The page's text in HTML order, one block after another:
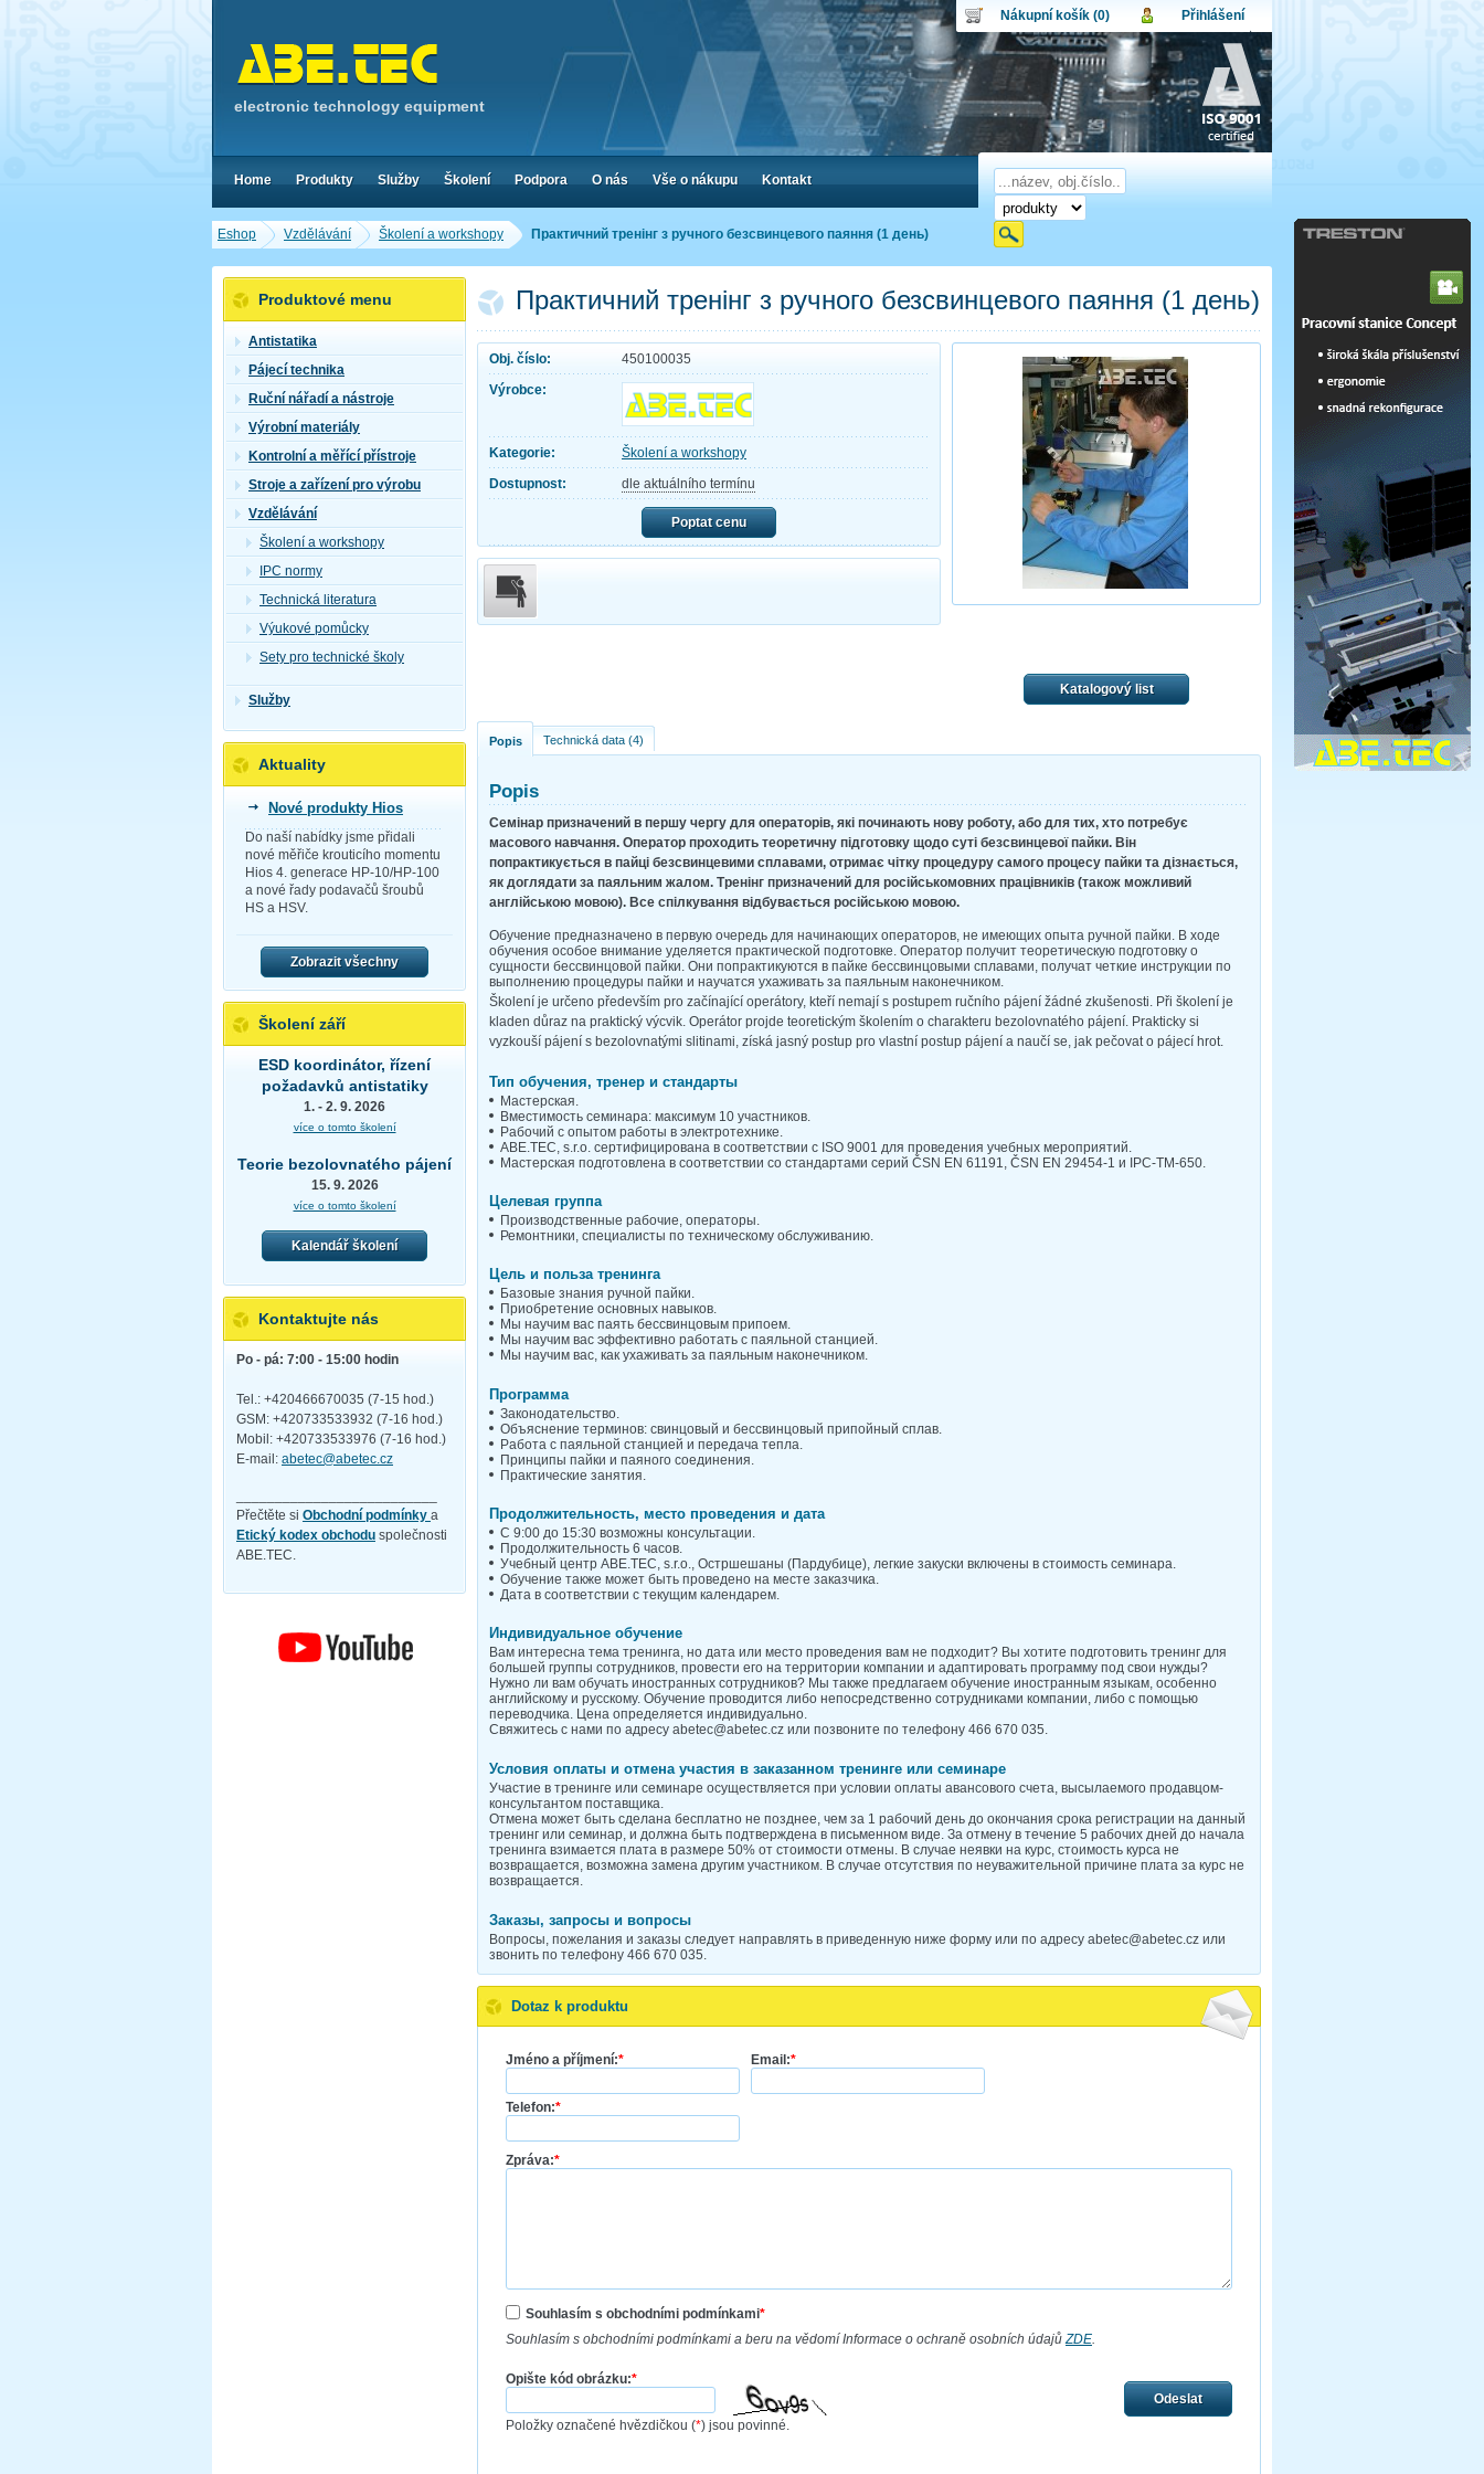
Eshop Vzdělávání Školení a workshopy Практичний тренінг з ручного безсвинцевого паяння (1 день)
Практичний тренінг з ручного безсвинцевого паяння (1 день)
Obj. číslo:
450100035
Výrobce:
Kategorie:
Školení a workshopy
Dostupnost:
dle aktuálního termínu
Poptat cenu
Katalogový list
Popis Technická data (4)
Popis
Семінар призначений в першу чергу для операторів, які починають нову роботу, або для тих, хто потребує
масового навчання. Оператор проходить теоретичну підготовку щодо суті безсвинцевої пайки. Він
попрактикується в пайці безсвинцевими сплавами, отримає чітку процедуру самого процесу пайки та дізнається,
як доглядати за паяльним жалом. Тренінг призначений для російськомовних працівників (також можливий
англійською мовою). Все спілкування відбувається російською мовою.
Обучение предназначено в первую очередь для начинающих операторов, не имеющих опыта ручной пайки. В ходе
обучения особое внимание уделяется практической подготовке. Оператор получит теоретическую подготовку о
сущности бессвинцовой пайки. Они попрактикуются в пайке бессвинцовыми сплавами, получат четкие инструкции по
выполнению процедуры пайки и научатся ухаживать за паяльным наконечником.
Školení je určeno především pro začínající operátory, kteří nemají s postupem ručního pájení žádné zkušenosti. Při školení je
kladen důraz na praktický výcvik. Operátor projde teoretickým školením o charakteru bezolovnatého pájení. Prakticky si
vyzkouší pájení s bezolovnatými slitinami, získá jasný postup pro vlastní postup pájení a naučí se, jak pečovat o pájecí hrot.
Тип обучения, тренер и стандарты
Мастерская.
Вместимость семинара: максимум 10 участников.
Рабочий с опытом работы в электротехнике.
ABE.TEC, s.r.o. сертифицирована в соответствии с ISO 9001 для проведения учебных мероприятий.
Мастерская подготовлена в соответствии со стандартами серий ČSN EN 61191, ČSN EN 29454-1 и IPC-TM-650.
Целевая группа
Производственные рабочие, операторы.
Ремонтники, специалисты по техническому обслуживанию.
Цель и польза тренинга
Базовые знания ручной пайки.
Приобретение основных навыков.
Мы научим вас паять бессвинцовым припоем.
Мы научим вас эффективно работать с паяльной станцией.
Мы научим вас, как ухаживать за паяльным наконечником.
Программа
Законодательство.
Объяснение терминов: свинцовый и бессвинцовый припойный сплав.
Работа с паяльной станцией и передача тепла.
Принципы пайки и паяного соединения.
Практические занятия.
Продолжительность, место проведения и дата
С 9:00 до 15:30 возможны консультации.
Продолжительность 6 часов.
Учебный центр ABE.TEC, s.r.o., Остршешаны (Пардубице), легкие закуски включены в стоимость семинара.
Обучение также может быть проведено на месте заказчика.
Дата в соответствии с текущим календарем.
Индивидуальное обучение
Вам интересна тема тренинга, но дата или место проведения вам не подходит? Вы хотите подготовить тренинг для
большей группы сотрудников, провести его на территории компании и адаптировать программу под свои нужды?
Нужно ли вам обучать иностранных сотрудников? Мы также предлагаем обучение иностранным языкам, особенно
английскому и русскому. Обучение проводится либо непосредственно сотрудниками компании, либо с помощью
переводчика. Цена определяется индивидуально.
Свяжитесь с нами по адресу abetec@abetec.cz или позвоните по телефону 466 670 035.
Условия оплаты и отмена участия в заказанном тренинге или семинаре
Участие в тренинге или семинаре осуществляется при условии оплаты авансового счета, высылаемого продавцом-
консультантом поставщика.
Отмена может быть сделана бесплатно не позднее, чем за 1 рабочий день до окончания срока регистрации на данный
тренинг или семинар, и должна быть подтверждена в письменном виде. За отмену в течение 5 рабочих дней до начала
тренинга взимается плата в размере 50% от стоимости отмены. В случае неявки на курс, стоимость курса не
возвращается, возможна замена другим участником. В случае отсутствия по неуважительной причине плата за курс не
возвращается.
Заказы, запросы и вопросы
Вопросы, пожелания и заказы следует направлять в приведенную ниже форму или по адресу abetec@abetec.cz или
звонить по телефону 466 670 035.
Dotaz k produktu
Jméno a příjmení:* Email:*
Telefon:*
Zpráva:*
Souhlasím s obchodními podmínkami*
Souhlasím s obchodními podmínkami a beru na vědomí Informace o ochraně osobních údajů ZDE
Opište kód obrázku:*
Položky označené hvězdičkou (*) jsou povinné.
Odeslat
Produktové menu
Antistatika
Pájecí technika
Ruční nářadí a nástroje
Výrobní materiály
Kontrolní a měřící přístroje
Stroje a zařízení pro výrobu
Vzdělávání
Školení a workshopy
IPC normy
Technická literatura
Výukové pomůcky
Sety pro technické školy
Služby
Aktuality
Nové produkty Hios
Do naší nabídky jsme přidali
nové měřiče krouticího momentu
Hios 4. generace HP-10/HP-100
a nové řady podavačů šroubů
HS a HSV.
Zobrazit všechny
Školení září
ESD koordinátor, řízení
požadavků antistatiky
1. - 2. 9. 2026
více o tomto školení
Teorie bezolovnatého pájení
15. 9. 2026
více o tomto školení
Kalendář školení
Kontaktujte nás
Po - pá: 7:00 - 15:00 hodin
Tel.: +420466670035 (7-15 hod.)
GSM: +420733533932 (7-16 hod.)
Mobil: +420733533976 (7-16 hod.)
E-mail: abetec@abetec.cz
Přečtěte si Obchodní podmínky a
Etický kodex obchodu společnosti
ABE.TEC.
electronic technology equipment
Nákupní košík (0)
Nákupní košík je momentálně prázdný.
Obsah košíku
Počet produktů:0
Cena celkem:
0,00 CZK
Přihlášení
Uživatel:
Heslo:
Přihlásit
Zapomenuté heslo Nová registrace
Home Produkty Služby Školení Podpora O nás Vše o nákupu Kontakt